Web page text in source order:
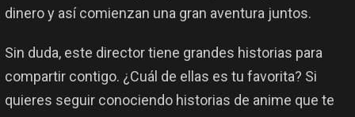
dinero y así comienzan una gran aventura juntos.
Sin duda, este director tiene grandes historias para
compartir contigo. ¿Cuál de ellas es tu favorita? Si
quieres seguir conociendo historias de anime que te